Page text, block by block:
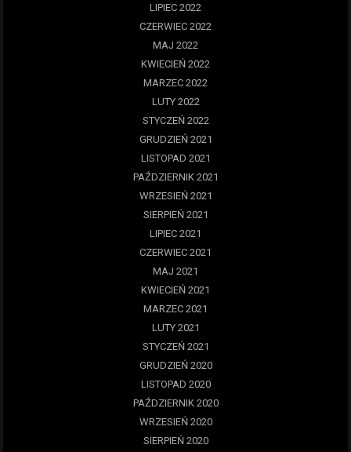
LIPIEC 2022
CZERWIEC 2022
MAJ 2022
KWIECIEŃ 2022
MARZEC 2022
LUTY 2022
STYCZEŃ 2022
GRUDZIEŃ 2021
LISTOPAD 2021
PAŹDZIERNIK 2021
WRZESIEŃ 2021
SIERPIEŃ 2021
LIPIEC 2021
CZERWIEC 2021
MAJ 2021
KWIECIEŃ 2021
MARZEC 2021
LUTY 2021
STYCZEŃ 2021
GRUDZIEŃ 2020
LISTOPAD 2020
PAŹDZIERNIK 2020
WRZESIEŃ 2020
SIERPIEŃ 2020